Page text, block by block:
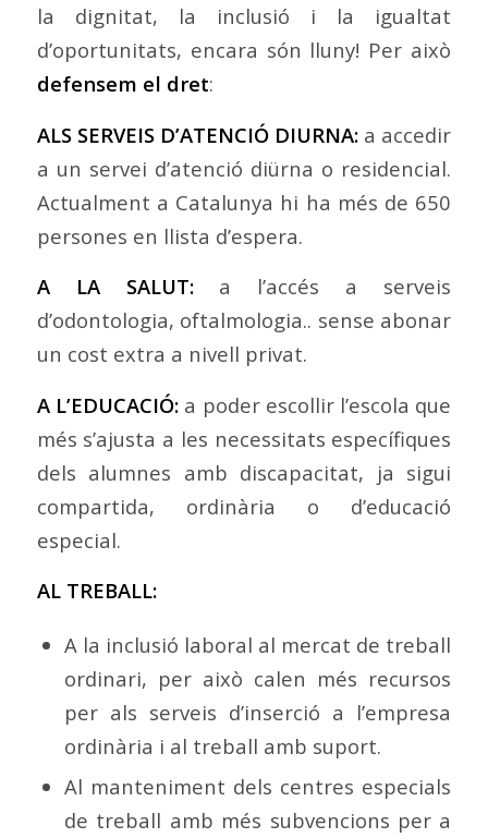
la dignitat, la inclusió i la igualtat
d’oportunitats, encara són lluny! Per això
defensem el dret:
ALS SERVEIS D’ATENCIÓ DIURNA: a accedir
a un servei d’atenció diürna o residencial.
Actualment a Catalunya hi ha més de 650
persones en llista d’espera.
A LA SALUT:a
l’accés a serveis
d’odontologia, oftalmologia.. sense abonar
un cost extra a nivell privat.
A L’EDUCACIÓ: a poder escollir l’escola que
més s’ajusta a les necessitats específiques
dels alumnes amb discapacitat, ja sigui
compartida, ordinària o d’educació
especial.
AL TREBALL:
A la inclusió laboral al mercat de treball
ordinari, per això calen més recursos
per als serveis d’inserció a l’empresa
ordinària i al treball amb suport.
Al manteniment dels centres especials
de treball amb més subvencions per a